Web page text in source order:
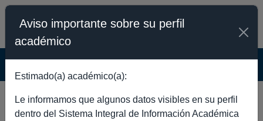
ACADÉMICA - PÚBLICO
ALFONSO MIGUEL TORRE
BLANCO
Aviso importante sobre su perfil
académico
Estimado(a) académico(a):
Le informamos que algunos datos visibles en su perfil
dentro del Sistema Integral de Información Académica